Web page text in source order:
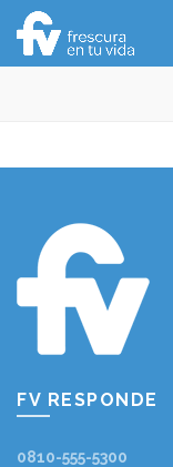
FV RESPONDE
0810-555-5300